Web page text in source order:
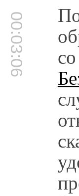
00:03:06